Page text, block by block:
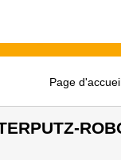
Page